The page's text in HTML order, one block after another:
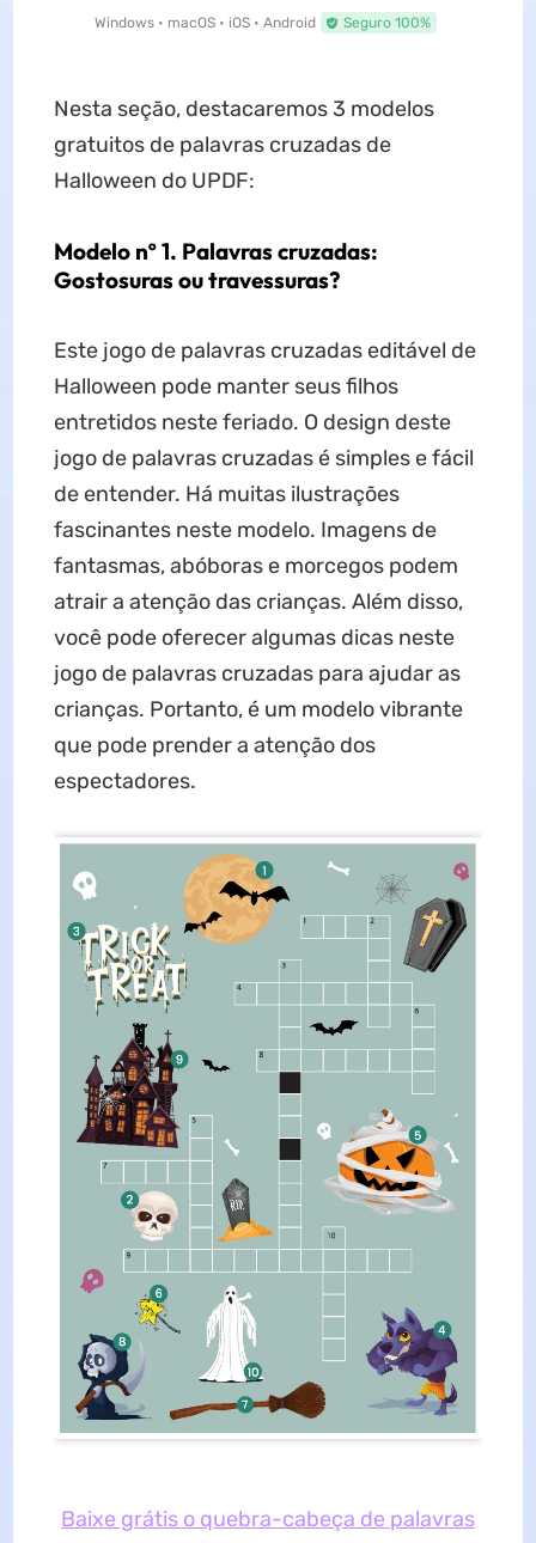
Windows • macOS • iOS • Android Seguro 100%
Nesta seção, destacaremos 3 modelos
gratuitos de palavras cruzadas de
Halloween do UPDF:
Modelo nº 1. Palavras cruzadas:
Gostosuras ou travessuras?
Este jogo de palavras cruzadas editável de
Halloween pode manter seus filhos
entretidos neste feriado. O design deste
jogo de palavras cruzadas é simples e fácil
de entender. Há muitas ilustrações
fascinantes neste modelo. Imagens de
fantasmas, abóboras e morcegos podem
atrair a atenção das crianças. Além disso,
você pode oferecer algumas dicas neste
jogo de palavras cruzadas para ajudar as
crianças. Portanto, é um modelo vibrante
que pode prender a atenção dos
espectadores.
Baixe grátis o quebra-cabeça de palavras